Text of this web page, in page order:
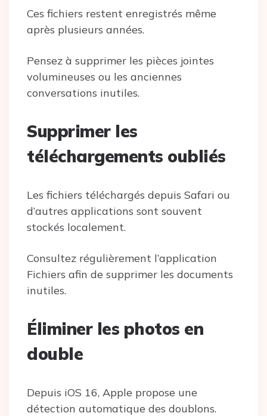
Ces fichiers restent enregistrés même
après plusieurs années.
Pensez à supprimer les pièces jointes
volumineuses ou les anciennes
conversations inutiles.
Supprimer les
téléchargements oubliés
Les fichiers téléchargés depuis Safari ou
d’autres applications sont souvent
stockés localement.
Consultez régulièrement l’application
Fichiers afin de supprimer les documents
inutiles.
Éliminer les photos en
double
Depuis iOS 16, Apple propose une
détection automatique des doublons.